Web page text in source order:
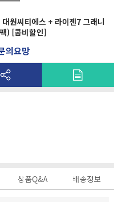
원씨티에스 + 라이젠7 그래니
) [콤비할인]
의요망
상품Q&A 배송정보